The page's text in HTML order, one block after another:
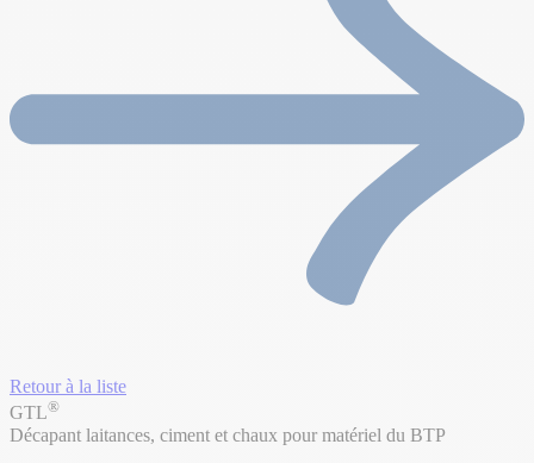
Retour à la liste
GTL®
Décapant laitances, ciment et chaux pour matériel du BTP